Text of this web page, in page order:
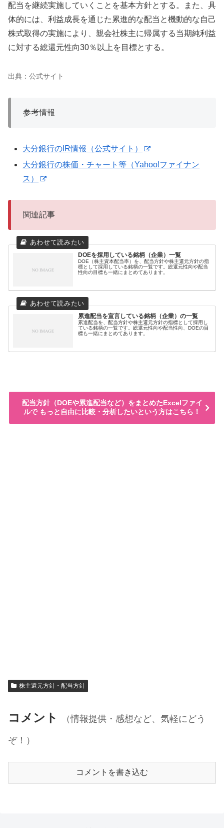
配当を継続実施していくことを基本方針とする。また、具
体的には、利益成長を通じた累進的な配当と機動的な自己
株式取得の実施により、親会社株主に帰属する当期純利益
に対する総還元性向30％以上を目標とする。
出典：公式サイト
参考情報
大分銀行のIR情報（公式サイト）
大分銀行の株価・チャート等（Yahoo!ファイナン
ス）
関連記事
DOEを採用している銘柄（企業）一覧
DOE（株主資本配当率）を、配当方針や株主還元方針の指
標として採用している銘柄の一覧です。総還元性向や配当
性向の目標も一緒にまとめてあります。
累進配当を宣言している銘柄（企業）の一覧
累進配当を、配当方針や株主還元方針の指標として採用し
ている銘柄の一覧です。総還元性向や配当性向、DOEの目
標も一緒にまとめてあります。
配当方針（DOEや累進配当など）をまとめたExcelファイ
ルで もっと自由に比較・分析したいという方はこちら！
株主還元方針・配当方針
コメント
（情報提供・感想など、気軽にどう
ぞ！）
コメントを書き込む